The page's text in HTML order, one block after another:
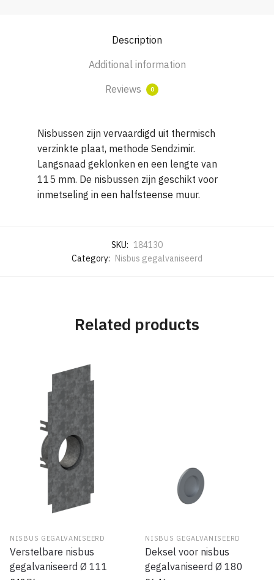
Description
Additional information
Reviews
0
Nisbussen zijn vervaardigd uit thermisch
verzinkte plaat, methode Sendzimir.
Langsnaad geklonken en een lengte van
115 mm. De nisbussen zijn geschikt voor
inmetseling in een halfsteense muur.
SKU: 184130
Category: Nisbus gegalvaniseerd
Related products
NISBUS GEGALVANISEERD
Verstelbare nisbus
gegalvaniseerd Ø 111
NISBUS GEGALVANISEERD
Deksel voor nisbus
gegalvaniseerd Ø 180